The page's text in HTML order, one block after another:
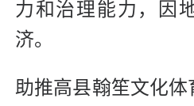
力和治理能力，因
济。
助推高县翰笙文化